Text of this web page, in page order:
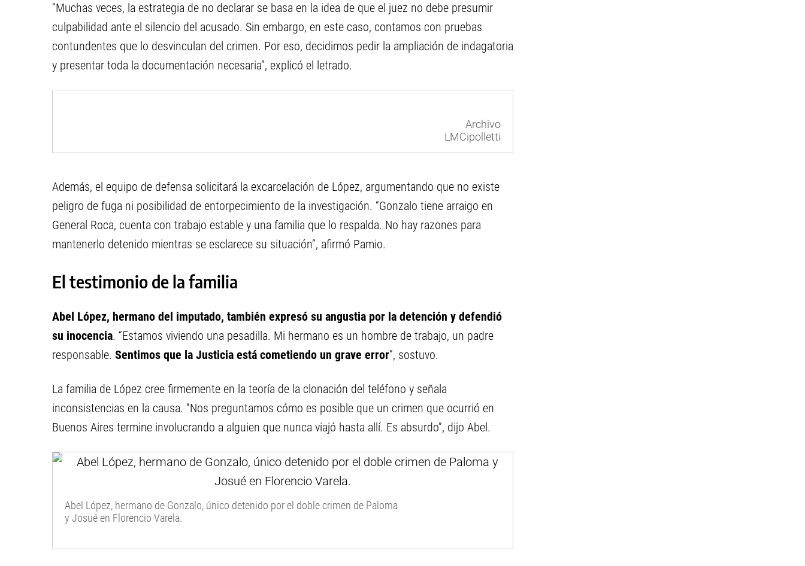
“Muchas veces, la estrategia de no declarar se basa en la idea de que el juez no debe presumir
culpabilidad ante el silencio del acusado. Sin embargo, en este caso, contamos con pruebas
contundentes que lo desvinculan del crimen. Por eso, decidimos pedir la ampliación de indagatoria
y presentar toda la documentación necesaria”, explicó el letrado.
Archivo
LMCipolletti
Además, el equipo de defensa solicitará la excarcelación de López, argumentando que no existe
peligro de fuga ni posibilidad de entorpecimiento de la investigación. “Gonzalo tiene arraigo en
General Roca, cuenta con trabajo estable y una familia que lo respalda. No hay razones para
mantenerlo detenido mientras se esclarece su situación”, afirmó Pamio.
El testimonio de la familia
Abel López, hermano del imputado, también expresó su angustia por la detención y defendió
su inocencia. “Estamos viviendo una pesadilla. Mi hermano es un hombre de trabajo, un padre
responsable. Sentimos que la Justicia está cometiendo un grave error”, sostuvo.
La familia de López cree firmemente en la teoría de la clonación del teléfono y señala
inconsistencias en la causa. “Nos preguntamos cómo es posible que un crimen que ocurrió en
Buenos Aires termine involucrando a alguien que nunca viajó hasta allí. Es absurdo”, dijo Abel.
Abel López, hermano de Gonzalo, único detenido por el doble crimen de Paloma
y Josué en Florencio Varela.